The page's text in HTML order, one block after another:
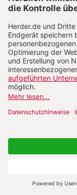
fasziniert war.
den ganzen
benutzte er als
Reflexionen
Musik.
redete gern in
Übergänge
seine
Wirklichkeit